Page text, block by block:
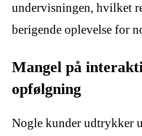
undervisningen, hvilket
berigende oplevelse for
Mangel på
opfølgning
Nogle kunder udtrykker